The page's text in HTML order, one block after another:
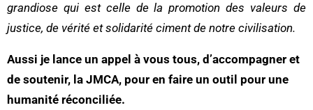
grandiose qui est celle de la promotion des valeurs de
justice, de vérité et solidarité ciment de notre civilisation.
Aussi je lance un appel à vous tous, d’accompagner et
de soutenir, la JMCA, pour en faire un outil pour une
humanité réconciliée.